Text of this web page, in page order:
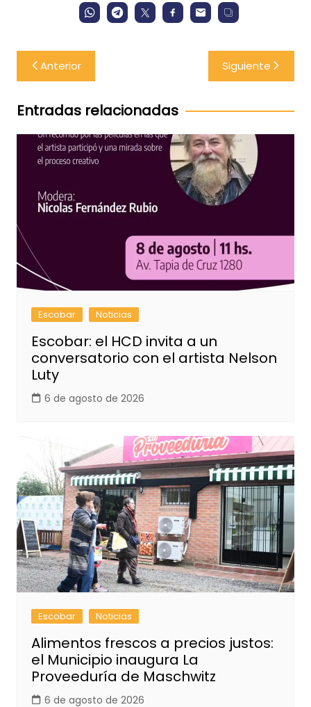
Navegación
de
entradas
Anterior Siguiente
Entradas relacionadas
Escobar Noticias
Escobar: el HCD invita a un
conversatorio con el artista Nelson
Luty
6 de agosto de 2026
Escobar Noticias
Alimentos frescos a precios justos:
el Municipio inaugura La
Proveeduría de Maschwitz
6 de agosto de 2026